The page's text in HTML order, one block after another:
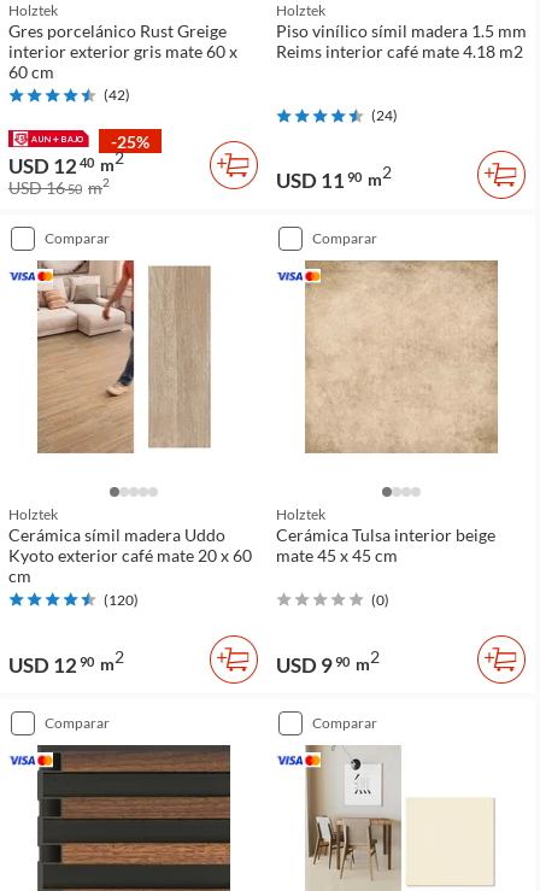
Holztek
Gres porcelánico Rust Greige
interior exterior gris mate 60 x
60 cm
(42)
-25%
USD 1240 m2
USD 1650 m2
Holztek
Piso vinílico símil madera 1.5 mm
Reims interior café mate 4.18 m2
(24)
USD 11 90 m2
comparar
Holztek
Cerámica símil madera Uddo
Kyoto exterior café mate 20 x 60
cm
(120)
USD 12 90 m2
comparar
Holztek
Cerámica Tulsa interior beige
mate 45 x 45 cm
(0)
USD 990 m2
comparar comparar